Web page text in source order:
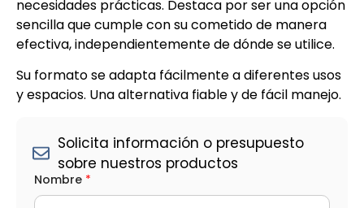
necesidades prácticas. Destaca por ser una opción
sencilla que cumple con su cometido de manera
efectiva, independientemente de dónde se utilice.
Su formato se adapta fácilmente a diferentes usos
y espacios. Una alternativa fiable y de fácil manejo.
Solicita información o presupuesto
sobre nuestros productos
Nombre *